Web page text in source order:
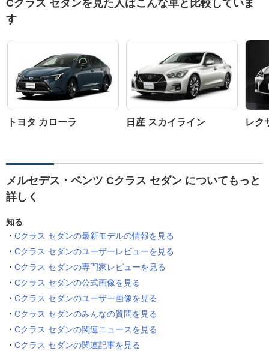
Cクラス セダンを見た人はこんな車と比較していま
す
トヨタ カローラ 日産 スカイライン レク
メルセデス・ベンツ Cクラス セダン についてもっと
詳しく
知る
Cクラス セダンの最新モデルの情報を見る
Cクラス セダンのユーザーレビューを見る
Cクラス セダンの専門家レビューを見る
Cクラス セダンの公式画像を見る
Cクラス セダンのユーザー画像を見る
Cクラス セダンのみんなの質問を見る
Cクラス セダンの関連ニュースを見る
Cクラス セダンの関連記事を見る